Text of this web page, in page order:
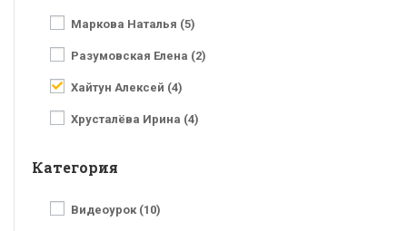
Маркова Наталья (5)
Разумовская Елена (2)
Хайтун Алексей (4)
Хрусталёва Ирина (4)
Категория
Видеоурок (10)